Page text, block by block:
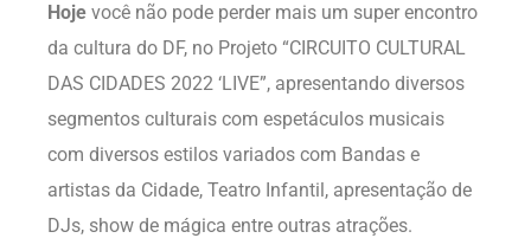
Hoje você não pode perder mais um super encontro
da cultura do DF, no Projeto “CIRCUITO CULTURAL
DAS CIDADES 2022 ‘LIVE”, apresentando diversos
segmentos culturais com espetáculos musicais
com diversos estilos variados com Bandas e
artistas da Cidade, Teatro Infantil, apresentação de
DJs, show de mágica entre outras atrações.